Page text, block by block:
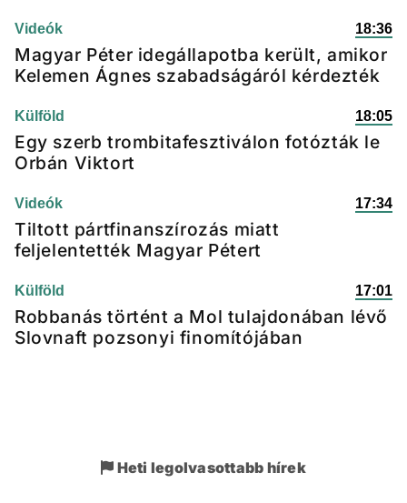
Videók 18:36
Magyar Péter idegállapotba került, amikor
Kelemen Ágnes szabadságáról kérdezték
Külföld 18:05
Egy szerb trombitafesztiválon fotózták le
Orbán Viktort
Videók 17:34
Tiltott pártfinanszírozás miatt
feljelentették Magyar Pétert
Külföld 17:01
Robbanás történt a Mol tulajdonában lévő
Slovnaft pozsonyi finomítójában
Heti legolvasottabb hírek